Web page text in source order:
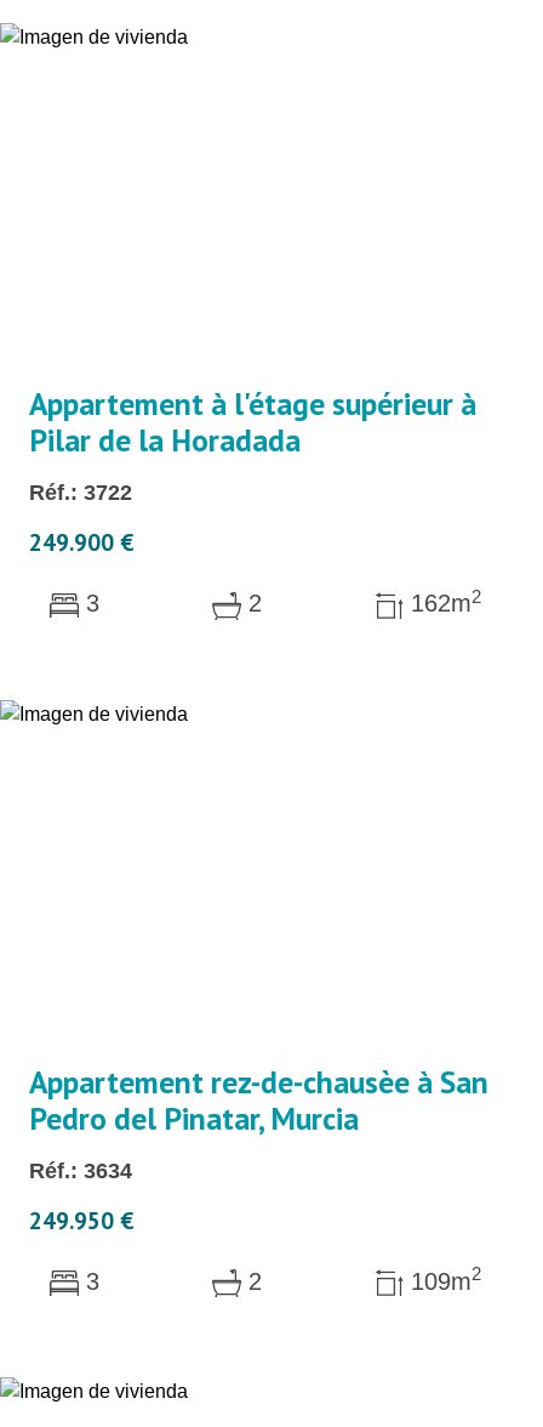
Appartement à l'étage supérieur à
Pilar de la Horadada
Réf.: 3722
249.900 €
3 2 162m2
Appartement rez-de-chausèe à San
Pedro del Pinatar, Murcia
Réf.: 3634
249.950 €
3 2 109m2